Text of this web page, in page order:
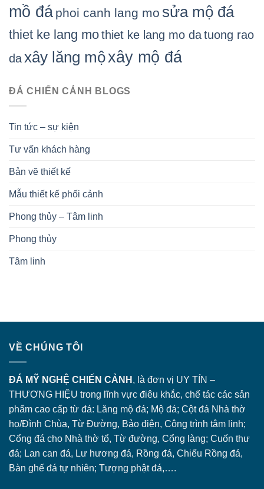
mồ đá phoi canh lang mo sửa mộ đá
thiet ke lang mothiet ke lang mo datuong rao
daxây lăng mộxây mộ đá
ĐÁ CHIẾN CẢNH BLOGS
Tin tức – sự kiện
Tư vấn khách hàng
Bản vẽ thiết kế
Mẫu thiết kế phối cảnh
Phong thủy – Tâm linh
Phong thủy
Tâm linh
VỀ CHÚNG TÔI
ĐÁ MỸ NGHỆ CHIẾN CẢNH , là đơn vị UY TÍN –
THƯƠNG HIỆU trong lĩnh vực điêu khắc, chế tác các sản
phẩm cao cấp từ đá: Lăng mộ đá; Mộ đá; Cột đá Nhà thờ
họ/Đình Chùa, Từ Đường, Bảo điện, Công trình tâm linh;
Cổng đá cho Nhà thờ tổ, Từ đường, Cổng làng; Cuốn thư
đá; Lan can đá, Lư hương đá, Rồng đá, Chiếu Rồng đá,
Bàn ghế đá tự nhiên; Tượng phật đá,….